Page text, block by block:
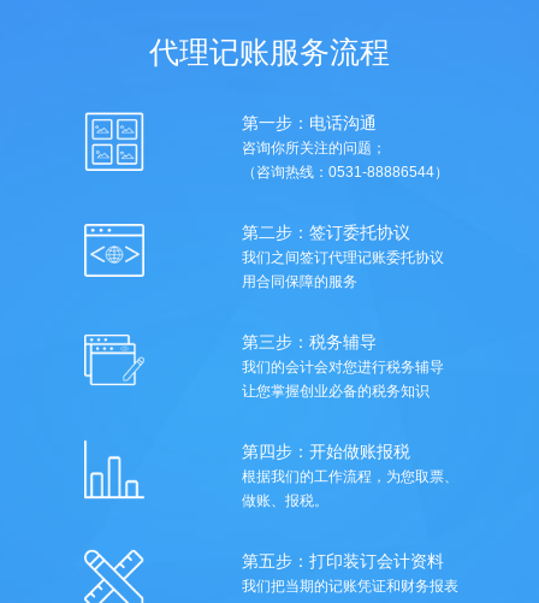
代理记账服务流程
第一步：电话沟通
咨询你所关注的问题；
（咨询热线：0531-88886544）
第二步：签订委托协议
我们之间签订代理记账委托协议
用合同保障的服务
第三步：税务辅导
我们的会计会对您进行税务辅导
让您掌握创业必备的税务知识
第四步：开始做账报税
根据我们的工作流程，为您取票、
做账、报税。
第五步：打印装订会计资料
我们把当期的记账凭证和财务报表